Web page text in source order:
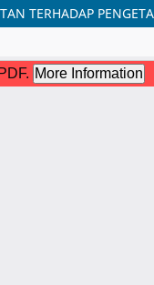
TERHADAP